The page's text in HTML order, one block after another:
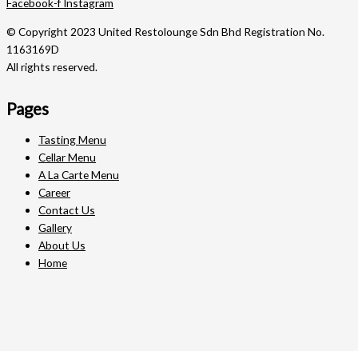
Facebook-f Instagram
© Copyright 2023 United Restolounge Sdn Bhd Registration No.
1163169D
All rights reserved.
Pages
Tasting Menu
Cellar Menu
A La Carte Menu
Career
Contact Us
Gallery
About Us
Home